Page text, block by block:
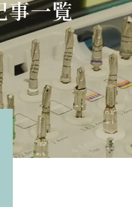
したい方へ 歯
事一覧